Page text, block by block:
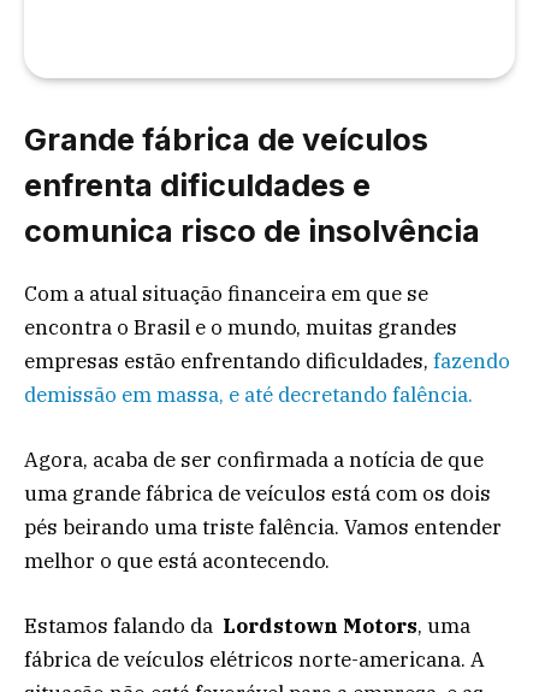
Grande fábrica de veículos
enfrenta dificuldades e
comunica risco de insolvência
Com a atual situação financeira em que se
encontra o Brasil e o mundo, muitas grandes
empresas estão enfrentando dificuldades, fazendo
demissão em massa, e até decretando falência.
Agora, acaba de ser confirmada a notícia de que
uma grande fábrica de veículos está com os dois
pés beirando uma triste falência. Vamos entender
melhor o que está acontecendo.
Estamos falando da Lordstown Motors, uma
fábrica de veículos elétricos norte-americana. A